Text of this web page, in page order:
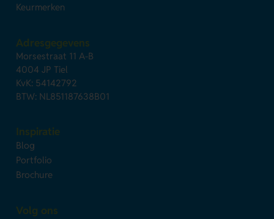
Keurmerken
Adresgegevens
Morsestraat 11 A-B
4004 JP Tiel
KvK: 54142792
BTW: NL851187638B01
Inspiratie
Blog
Portfolio
Brochure
Volg ons